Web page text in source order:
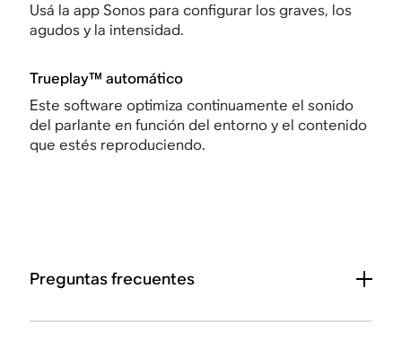
Usá la app Sonos para configurar los graves, los
agudos y la intensidad.
Trueplay™ automático
Este software optimiza continuamente el sonido
del parlante en función del entorno y el contenido
que estés reproduciendo.
Preguntas frecuentes